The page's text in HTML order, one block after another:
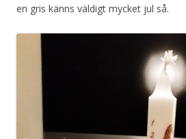
en gris känns väldigt mycket jul så.